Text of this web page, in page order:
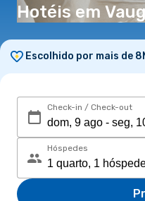
Hotéis em
Escolhido por mais de
Check-in / Check-out
Hóspedes